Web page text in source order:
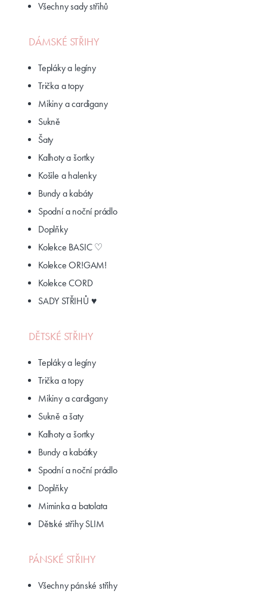
Všechny sady střihů
DÁMSKÉ STŘIHY
Tepláky a legíny
Trička a topy
Mikiny a cardigany
Sukně
Šaty
Kalhoty a šortky
Košile a halenky
Bundy a kabáty
Spodní a noční prádlo
Doplňky
Kolekce BASIC ♡
Kolekce OR!GAM!
Kolekce CORD
SADY STŘIHŮ ♥
DĚTSKÉ STŘIHY
Tepláky a legíny
Trička a topy
Mikiny a cardigany
Sukně a šaty
Kalhoty a šortky
Bundy a kabátky
Spodní a noční prádlo
Doplňky
Miminka a batolata
Dětské střihy SLIM
PÁNSKÉ STŘIHY
Všechny pánské střihy